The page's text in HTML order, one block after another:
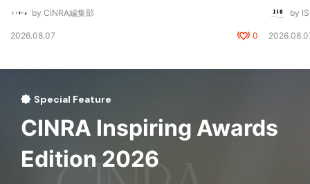
by CINRA編集部
2026.08.07 0
by
Special Feature
CINRA Inspiring Awards
Edition 2026